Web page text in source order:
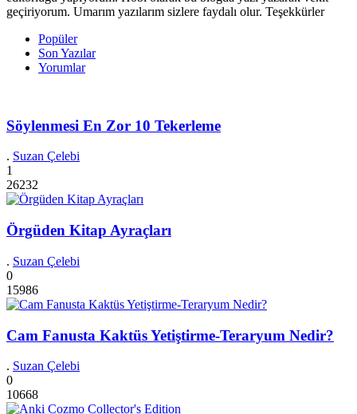
geçiriyorum. Umarım yazılarım sizlere faydalı olur. Teşekkürler
Popüler
Son Yazılar
Yorumlar
Söylenmesi En Zor 10 Tekerleme
. Suzan Çelebi
1
26232
Örgüden Kitap Ayraçları
. Suzan Çelebi
0
15986
Cam Fanusta Kaktüs Yetiştirme-Teraryum Nedir?
. Suzan Çelebi
0
10668